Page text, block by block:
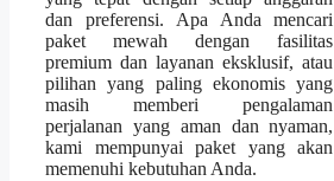
dan preferensi. Apa Anda mencari
paket mewah dengan fasilitas
premium dan layanan eksklusif, atau
pilihan yang paling ekonomis yang
masih memberi pengalaman
perjalanan yang aman dan nyaman,
kami mempunyai paket yang akan
memenuhi kebutuhan Anda.